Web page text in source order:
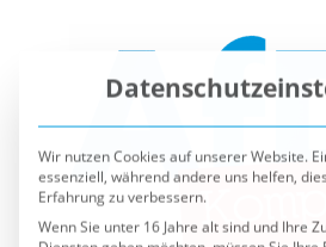
Wir nutzen Cookies auf unserer Website.
Erfahrung zu verbessern.
Wenn Sie unter 16 Jahre alt sind und Ihre
um Erlaubnis bitten.